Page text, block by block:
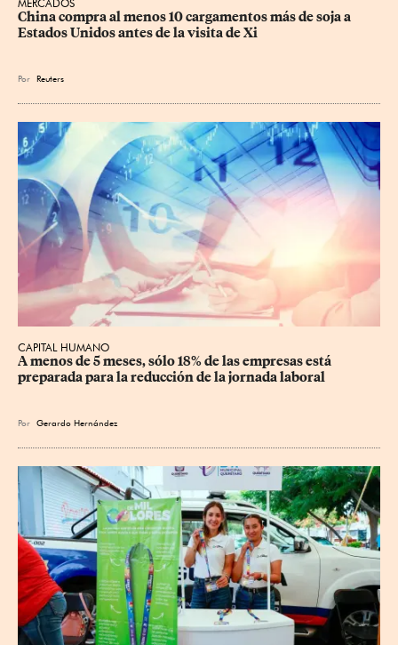
MERCADOS
China compra al menos 10 cargamentos más de soja a
Estados Unidos antes de la visita de Xi
Por Reuters
CAPITAL HUMANO
A menos de 5 meses, sólo 18% de las empresas está
preparada para la reducción de la jornada laboral
Por Gerardo Hernández